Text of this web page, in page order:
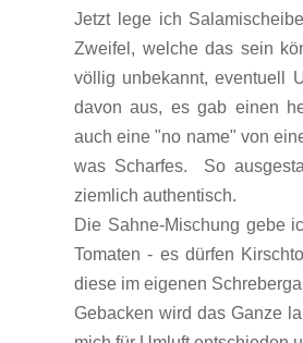
Jetzt lege ich
Zweifel, welche das sein
völlig unbekannt, eventuell
davon aus, es gab einen
auch eine "no name" von
was Scharfes.
So
ziemlich authentisch.
Die Sahne-Mischung gebe
Tomaten - es dürfen
diese im eigenen
Gebacken wird das Ganze